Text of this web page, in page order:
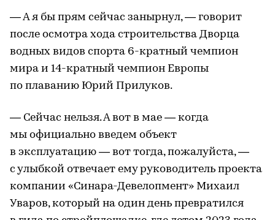
— А я бы прям сейчас занырнул, — говорит
после осмотра хода строительства Дворца
водных видов спорта 6-кратный чемпион
мира и 14-кратный чемпион Европы
по плаванию Юрий Прилуков.
— Сейчас нельзя. А вот в мае — когда
мы официально введем объект
в эксплуатацию — вот тогда, пожалуйста, —
с улыбкой отвечает ему руководитель проекта
компании «Синара-Девелопмент» Михаил
Уваров, который на один день превратился